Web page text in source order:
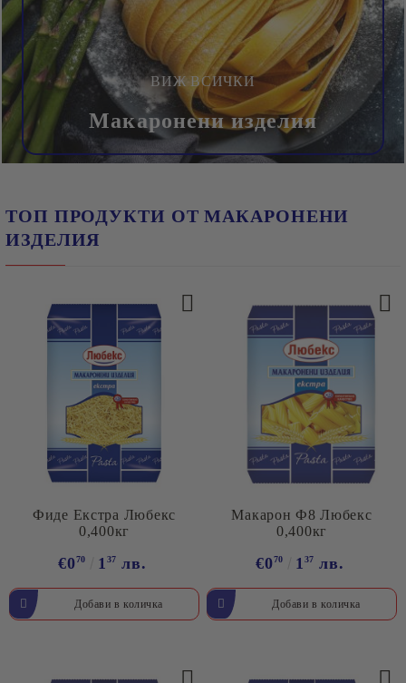
Макаронени изделия
ВИЖ ВСИЧКИ
ТОП ПРОДУКТИ ОТ МАКАРОНЕНИ
ИЗДЕЛИЯ
Фиде Екстра Любекс
0,400кг
€070 1 37 лв.
Макарон Ф8 Любекс
0,400кг
€070 1 37 лв.